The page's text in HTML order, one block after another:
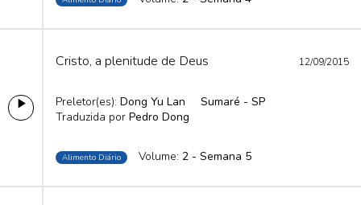
Cristo, a plenitude de Deus 12/09/2015
Preletor(es): Dong Yu Lan
Sumaré - SP
Traduzida por Pedro Dong
Alimento Diário Volume: 2 - Semana 5